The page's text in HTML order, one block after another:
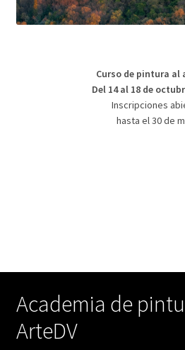
Curso de pintura al
Del 14 al 18 de
Inscripciones
hasta el 30 de
Academia de
ArteDV